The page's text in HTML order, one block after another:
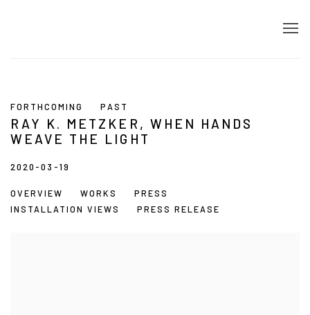
FORTHCOMING PAST
RAY K. METZKER, WHEN HANDS
WEAVE THE LIGHT
2020-03-19
OVERVIEW WORKS
PRESS
INSTALLATION VIEWS
PRESS RELEASE